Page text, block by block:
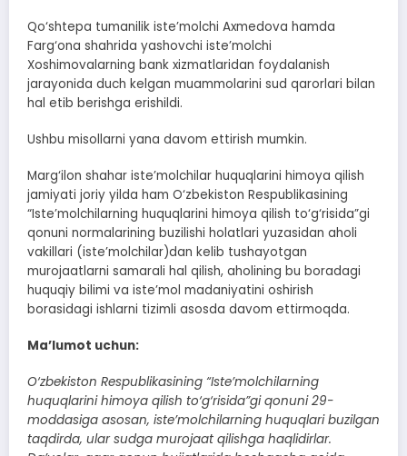
Qo‘shtepa tumanilik iste’molchi Axmedova hamda
Farg‘ona shahrida yashovchi iste’molchi
Xoshimovalarning bank xizmatlaridan foydalanish
jarayonida duch kelgan muammolarini sud qarorlari bilan
hal etib berishga erishildi.
Ushbu misollarni yana davom ettirish mumkin.
Marg‘ilon shahar iste’molchilar huquqlarini himoya qilish
jamiyati joriy yilda ham O‘zbekiston Respublikasining
“Iste’molchilarning huquqlarini himoya qilish to‘g‘risida”gi
qonuni normalarining buzilishi holatlari yuzasidan aholi
vakillari (iste’molchilar)dan kelib tushayotgan
murojaatlarni samarali hal qilish, aholining bu boradagi
huquqiy bilimi va iste’mol madaniyatini oshirish
borasidagi ishlarni tizimli asosda davom ettirmoqda.
Ma’lumot uchun:
O‘zbekiston Respublikasining “Iste’molchilarning
huquqlarini himoya qilish to‘g‘risida”gi qonuni 29-
moddasiga asosan, iste’molchilarning huquqlari buzilgan
taqdirda, ular sudga murojaat qilishga haqlidirlar.